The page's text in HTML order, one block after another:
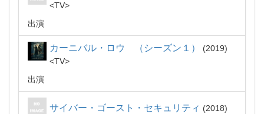
TV
出演
カーニバル・ロウ （シーズン１）
2019
TV
出演
サイバー・ゴースト・セキュリティ 2018